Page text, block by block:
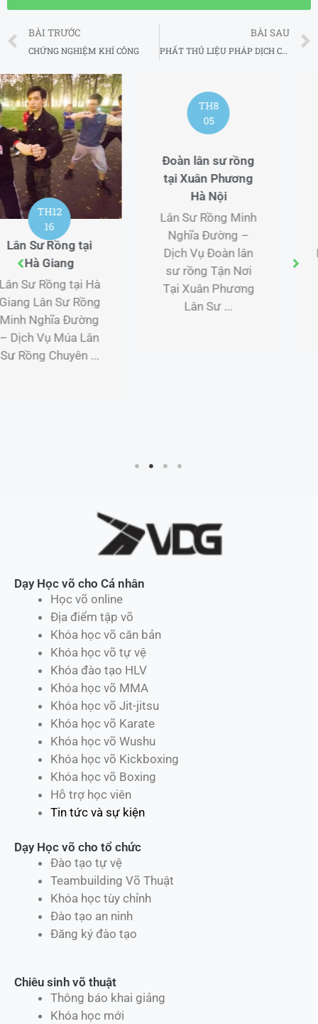
Prev
BÀI TRƯỚC
CHỨNG NGHIỆM KHÍ CÔNG
BÀI SAU
PHẤT THỦ LIỆU PHÁP DỊCH CÂN KINH
TH8
06
Đặt dịch vụ múa
lân tại Khương
Đình Hà Nội
Lân Sư Rồng Minh
Nghĩa Đường –
Dịch Vụ Đặt dịch vụ
múa lân Tận Nơi
Tại Khương Đình
Lân ...
TH10
Giảng dạy võ thuật
Sự kiện MMA uy
tín tại Quận 1 TP
Hồ Chí Minh
Dạy Học võ cho Cá nhân
Học võ online
Địa điểm tập võ
Khóa học võ căn bản
Khóa học võ tự vệ
Khóa đào tạo HLV
Khóa học võ MMA
Khóa học võ Jit-jitsu
Khóa học võ Karate
Khóa học võ Wushu
Khóa học võ Kickboxing
Khóa học võ Boxing
Hỗ trợ học viên
Tin tức và sự kiện
Dạy Học võ cho tổ chức
Đào tạo tự vệ
Teambuilding Võ Thuật
Khóa học tùy chỉnh
Đào tạo an ninh
Đăng ký đào tạo
Chiêu sinh võ thuật
Thông báo khai giảng
Khóa học mới